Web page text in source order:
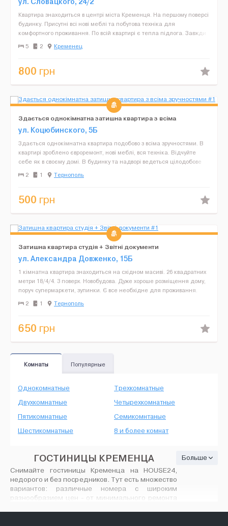
Квартира знаходиться в центрі міста Кременця. На першому поверсі
будинку. Присутні всі нові меблі та побутова техніка для
комфортного проживання. По всій квартирі є тепла підлога. Завжди
чиста постільна білизна та рушники. В доста...
5 2 Кременец
800 грн
Здається однокімнатна затишна квартира з всіма
зручностями
ул. Коцюбинского, 5Б
Здається однокімнатна квартира подобово з всіма зручностями. В
квартирі зроблено євроремонт, нові меблі, вся техніка. Відчуйте
себе як в своєму домі. В будинку та надворі ведеться цілодобове
відеоспостереження. Є ліфт. Поряд з буд...
2 1 Тернополь
500 грн
Затишна квартира студія + Звітні документи
ул. Александра Довженко, 15Б
1 кімнатна квартира знаходиться на східном масиві. 26 квадратних
метри 18/4/4. 3 поверх. Новобудова. Дуже хороше розміщення дому,
поруч супермаркети, зупинки. Є все необхідне для проживання.
Кухонні приналежності: мікрохвильова пі...
2 1 Тернополь
650 грн
Комнаты Популярные
Однокомнатные
Двухкомнатные
Трехкомнатные
Четырехкомнатные
Пятикомнатные
Шестикомнатные
Семикомнтаные
8 и более комнат
ГОСТИНИЦЫ КРЕМЕНЦА
Снимайте гостиницы Кременца на HOUSE24,
недорого и без посредников. Тут есть множество
вариантов: различные номера с широким
разнообразием цен - от минимального ремонта
Больше